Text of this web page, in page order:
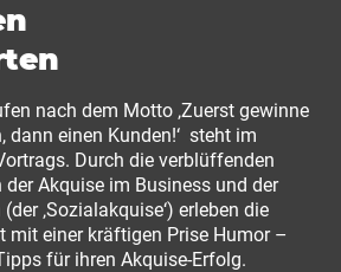
nach dem Motto ‚Zuerst gewinne
dann einen Kunden!‘ steht im
Durch die verblüffenden
Akquise im Business und der
‚Sozialakquise‘) erleben die
mit einer kräftigen Prise Humor –
für ihren Akquise-Erfolg.